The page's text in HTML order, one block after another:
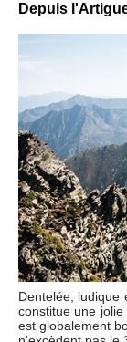
Depuis
Dentelée, ludique
constitue une
est globalement